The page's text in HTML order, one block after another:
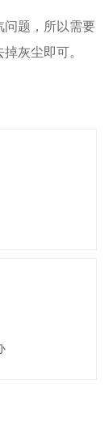
问题，所以需要
灰尘即可。